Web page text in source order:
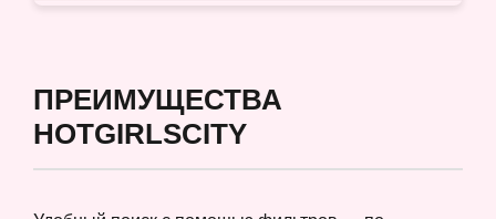
ПРЕИМУЩЕСТВА
HOTGIRLSCITY